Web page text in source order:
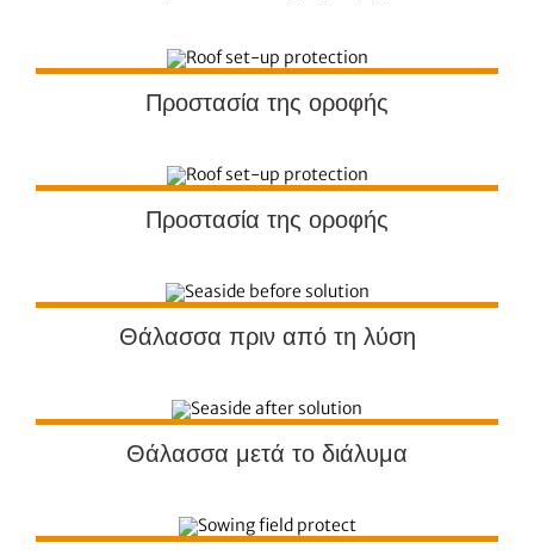
Προστασία της οροφής
Προστασία της οροφής
Θάλασσα πριν από τη λύση
Θάλασσα μετά το διάλυμα